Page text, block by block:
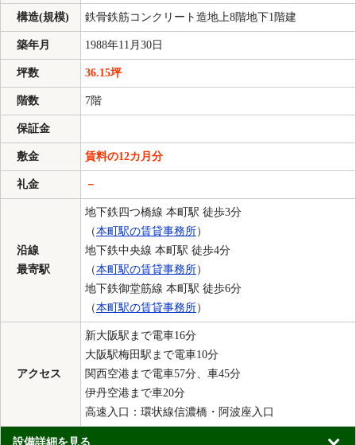
構造(規模) 鉄骨鉄筋コンクリート造地上8階地下1階建
築年月 1988年11月30日
坪数 36.15坪
階数 7階
保証金
敷金 賃料の12カ月分
礼金 －
沿線
最寄駅
地下鉄四つ橋線 本町駅 徒歩3分
（本町駅の賃貸事務所）
地下鉄中央線 本町駅 徒歩4分
（本町駅の賃貸事務所）
地下鉄御堂筋線 本町駅 徒歩6分
（本町駅の賃貸事務所）
アクセス
新大阪駅まで電車16分
大阪駅梅田駅まで電車10分
関西空港まで電車57分、車45分
伊丹空港まで車20分
高速入口：環状線信濃橋・阿波座入口
設備詳細を見る